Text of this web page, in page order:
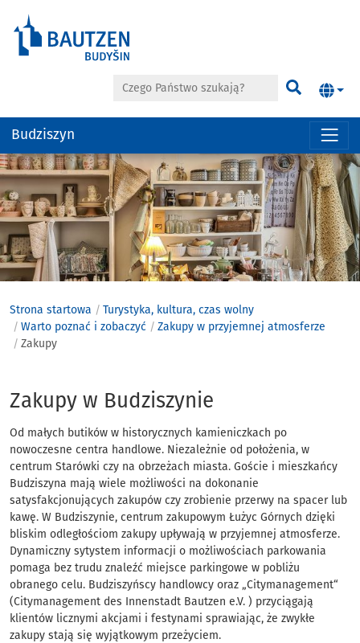
Hauptregion
der
Seite
anspringen
Czego Państwo szukają? Szukać
Budziszyn
Strona startowa
Turystyka, kultura, czas wolny
Warto poznać i zobaczyć
Zakupy w przyjemnej atmosferze
Zakupy
Zakupy w
Zakupy w Budziszynie
Od małych butików w historycznych kamieniczkach po
nowoczesne centra handlowe. Niezależnie od położenia, w
centrum Starówki czy na obrzeżach miasta. Goście i mieszkańcy
Budziszyna mają wiele możliwości na dokonanie
satysfakcjonujących zakupów czy zrobienie przerwy na spacer lub
kawę. W Budziszynie, centrum zakupowym Łużyc Górnych dzięki
bliskim odległościom zakupy upływają w przyjemnej atmosferze.
Dynamiczny sytystem informacji o możliwościach parkowania
pomaga bez trudu znaleźć miejsce parkingowe w pobliżu
obranego celu. Budziszyńscy handlowcy oraz „Citymanagement“
(Citymanagement des Innenstadt Bautzen e.V. ) przyciągają
klientów licznymi akcjami i festynami sprawiając, że zwykłe
zakupy stają się wyjątkowym przeżyciem.